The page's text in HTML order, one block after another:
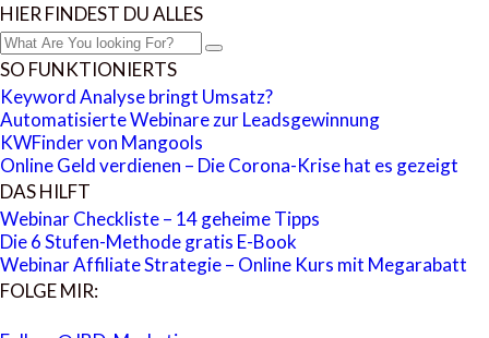
HIER FINDEST DU ALLES
SO FUNKTIONIERTS
Keyword Analyse bringt Umsatz?
Automatisierte Webinare zur Leadsgewinnung
KWFinder von Mangools
Online Geld verdienen – Die Corona-Krise hat es gezeigt
DAS HILFT
Webinar Checkliste – 14 geheime Tipps
Die 6 Stufen-Methode gratis E-Book
Webinar Affiliate Strategie – Online Kurs mit Megarabatt
FOLGE MIR: